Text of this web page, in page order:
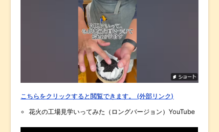
こちらをクリックすると閲覧できます。 (外部リンク)
花火の工場見学いってみた（ロングバージョン）YouTube